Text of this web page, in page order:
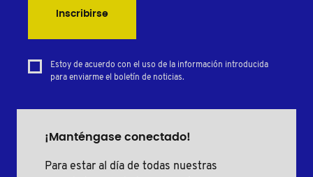
Inscribirse
Estoy de acuerdo con el uso de la información introducida
para enviarme el boletín de noticias.
¡Manténgase conectado!
Para estar al día de todas nuestras